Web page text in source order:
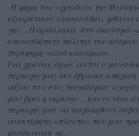
Η φήμη του «χρυσού» της
εξαιρετικού ελαιολάδου,
γης… Παράλληλα, στο άκουσμα
οποιοσδήποτε πολίτης του
περίφημη «ελιά καλαμών».
Για χρόνια, όμως, αυτός ο
περιοχής μας δεν έβρισκε απήχηση
αξίας του στις παγκόσμιες
μας βρει η «κρίση»… και οι νέοι
περιοχής μας να ασχοληθούν
ανεκτίμητο «πλούτο» που μας
μεσσηνιακή γη…